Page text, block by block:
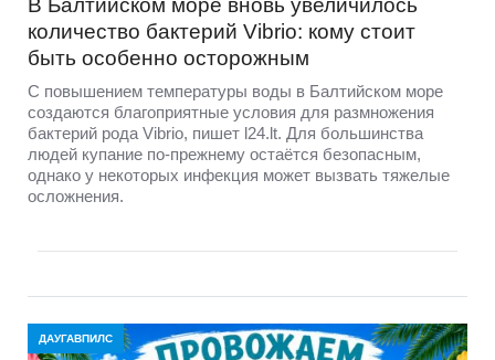
количество бактерий Vibrio: кому стоит
быть особенно осторожным
С повышением температуры воды в Балтийском море
создаются благоприятные условия для размножения
бактерий рода Vibrio, пишет l24.lt. Для большинства
людей купание по-прежнему остаётся безопасным,
однако у некоторых инфекция может вызвать тяжелые
осложнения.
ДАУГАВПИЛС